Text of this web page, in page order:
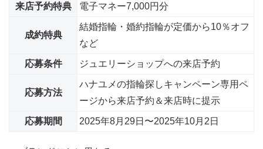
来店予約特典 電子マネー7,000円分
成約特典
結婚指輪・婚約指輪が定価から10％オフ
など
応募条件 ジュエリーショップへの来店予約
応募方法
ハナユメの指輪探しキャンペーン専用ペ
ージから来店予約＆来店時に提示
応募期間 2025年8月29日〜2025年10月2日